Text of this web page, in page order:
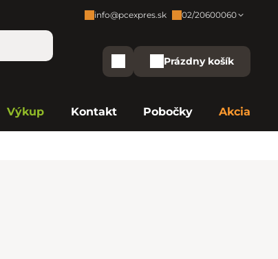
Zákaznícka podpora:
info@pcexpres.sk 02/20600060
Bratislava - Avion 02/20 60 00 61
Nákupný košík
Prázdny košík
Výkup Kontakt Pobočky Akcia